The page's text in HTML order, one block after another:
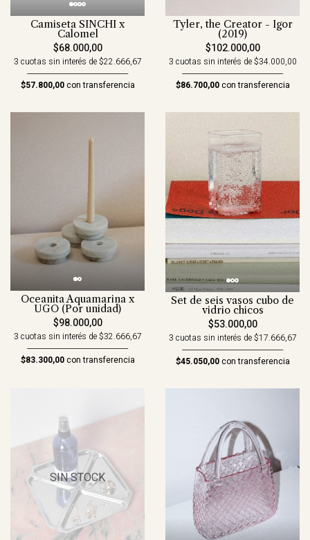
Camiseta SINCHI x
Calomel
$68.000,00
3 cuotas sin interés de $22.666,67
$57.800,00con transferencia
Tyler, the Creator - Igor
(2019)
$102.000,00
3 cuotas sin interés de $34.000,00
$86.700,00con transferencia
Oceanita Aquamarina x
UGO (Por unidad)
$98.000,00
3 cuotas sin interés de $32.666,67
$83.300,00con transferencia
Set de seis vasos cubo de
vidrio chicos
$53.000,00
3 cuotas sin interés de $17.666,67
$45.050,00con transferencia
SIN STOCK